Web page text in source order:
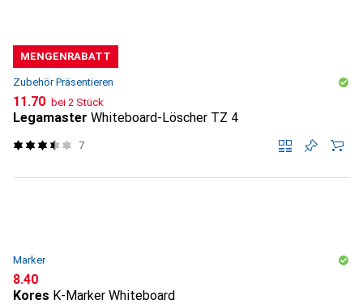
MENGENRABATT
Zubehör Präsentieren
CHF
11.70 bei 2 Stück
Legamaster Whiteboard-Löscher TZ 4
7
Marker
CHF
8.40
Kores K-Marker Whiteboard